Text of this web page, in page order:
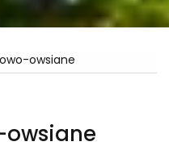
owsiane